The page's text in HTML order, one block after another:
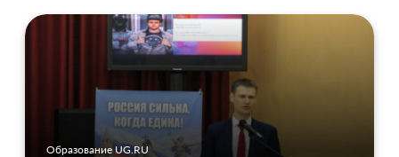
Образование UG.RU